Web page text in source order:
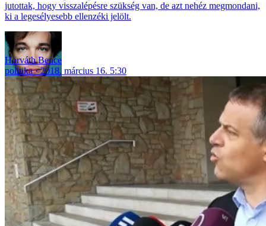
jutottak, hogy visszalépésre szükség van, de azt nehéz megmondani,
ki a legesélyesebb ellenzéki jelölt.
Horváth Bence
politika
2018. március 16. 5:30